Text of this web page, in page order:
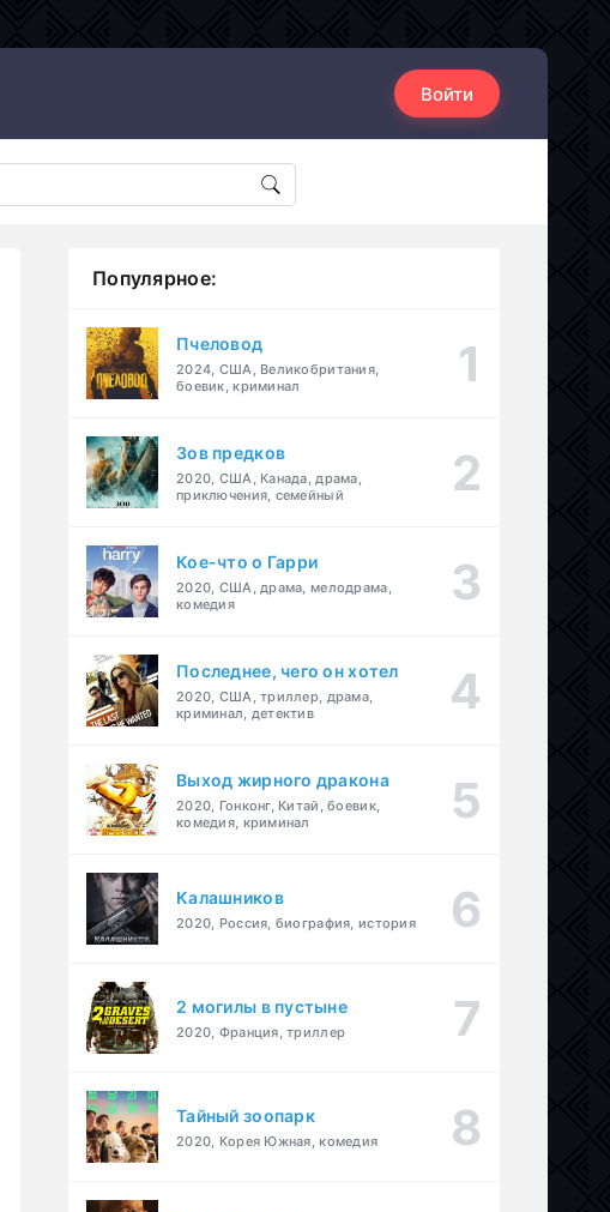
Войти
Популярное:
Пчеловод
2024, США, Великобритания,
боевик, криминал
Зов предков
2020, США, Канада, драма,
приключения, семейный
Кое-что о Гарри
2020, США, драма, мелодрама,
комедия
Последнее, чего он хотел
2020, США, триллер, драма,
криминал, детектив
Выход жирного дракона
2020, Гонконг, Китай, боевик,
комедия, криминал
Калашников
2020, Россия, биография, история
2 могилы в пустыне
2020, Франция, триллер
Тайный зоопарк
2020, Корея Южная, комедия